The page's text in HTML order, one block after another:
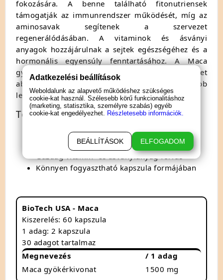
fokozására. A benne található fitonutriensek
támogatják az immunrendszer működését, míg az
aminosavak segítenek a szervezet
regenerálódásában. A vitaminok és ásványi
anyagok hozzájárulnak a sejtek egészségéhez és a
hormonális egyensúly fenntartásához. A Maca
gyökérkivonat rendszeres fogyasztása segíthet
abban, hogy energikusabb és kiegyensúlyozottabb
legyél.
További előnyök
Természetes energiaforrás
Támogatja a hormonális egyensúlyt
Gazdag vitamin- és ásványianyag-forrás
Könnyen fogyasztható kapszula formájában
BioTech USA - Maca
Kiszerelés: 60 kapszula
1 adag: 2 kapszula
30 adagot tartalmaz
Megnevezés
/ 1 adag
Maca gyökérkivonat
1500 mg
Adatkezelési beállítások
Weboldalunk az alapvető működéshez szükséges
cookie-kat használ. Szélesebb körű funkcionalitáshoz
(marketing, statisztika, személyre szabás) egyéb
cookie-kat engedélyezhet. Részletesebb információk.
BEÁLLÍTÁSOK ELFOGADOM